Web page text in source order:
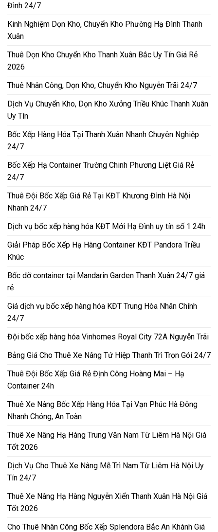
Đình 24/7
Kinh Nghiệm Dọn Kho, Chuyển Kho Phường Hạ Đình Thanh
Xuân
Thuê Dọn Kho Chuyển Kho Thanh Xuân Bắc Uy Tín Giá Rẻ
2026
Thuê Nhân Công, Dọn Kho, Chuyển Kho Nguyễn Trãi 24/7
Dịch Vụ Chuyển Kho, Dọn Kho Xưởng Triều Khúc Thanh Xuân
Uy Tín
Bốc Xếp Hàng Hóa Tại Thanh Xuân Nhanh Chuyên Nghiệp
24/7
Bốc Xếp Hạ Container Trường Chinh Phương Liệt Giá Rẻ
24/7
Thuê Đội Bốc Xếp Giá Rẻ Tại KĐT Khương Đình Hà Nội
Nhanh 24/7
Dịch vụ bốc xếp hàng hóa KĐT Mới Hạ Đình uy tín số 1 24h
Giải Pháp Bốc Xếp Hạ Hàng Container KĐT Pandora Triều
Khúc
Bốc dỡ container tại Mandarin Garden Thanh Xuân 24/7 giá
rẻ
Giá dịch vụ bốc xếp hàng hóa KĐT Trung Hòa Nhân Chính
24/7
Đội bốc xếp hàng hóa Vinhomes Royal City 72A Nguyễn Trãi
Bảng Giá Cho Thuê Xe Nâng Tứ Hiệp Thanh Trì Trọn Gói 24/7
Thuê Đội Bốc Xếp Giá Rẻ Định Công Hoàng Mai – Hạ
Container 24h
Thuê Xe Nâng Bốc Xếp Hàng Hóa Tại Vạn Phúc Hà Đông
Nhanh Chóng, An Toàn
Thuê Xe Nâng Hạ Hàng Trung Văn Nam Từ Liêm Hà Nội Giá
Tốt 2026
Dịch Vụ Cho Thuê Xe Nâng Mễ Trì Nam Từ Liêm Hà Nội Uy
Tín 24/7
Thuê Xe Nâng Hạ Hàng Nguyễn Xiển Thanh Xuân Hà Nội Giá
Tốt 2026
Cho Thuê Nhân Công Bốc Xếp Splendora Bắc An Khánh Giá